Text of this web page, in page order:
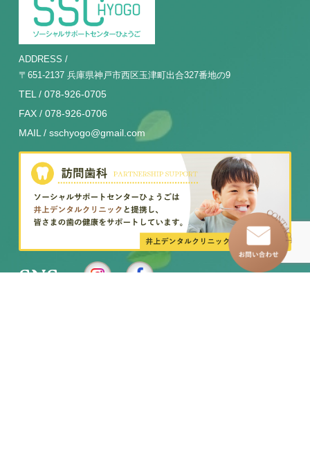
ADDRESS /
〒651-2137 兵庫県神戸市西区玉津町出合327番地の9
TEL / 078-926-0705
FAX / 078-926-0706
MAIL / sschyogo@gmail.com
SNS